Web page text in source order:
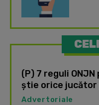
(P) 7 reguli
știe orice
Advertoriale